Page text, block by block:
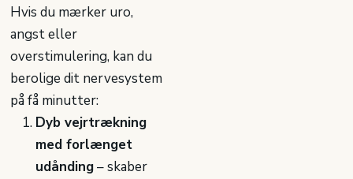
Hvis du mærker uro,
angst eller
overstimulering, kan du
berolige dit nervesystem
på få minutter:
Dyb vejrtrækning
med forlænget
udånding– skaber